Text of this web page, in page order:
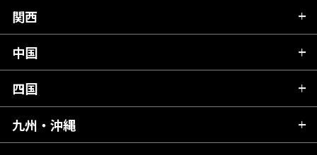
岩手県
宮城県
福島県
群馬県
千葉県
東京都
神奈川県
富山県
石川県
山梨県
長野県
岐阜県
静岡県
愛知県
関西
滋賀県
京都府
大阪府
中国
広島県
岡山県
四国
愛媛県
九州・沖縄